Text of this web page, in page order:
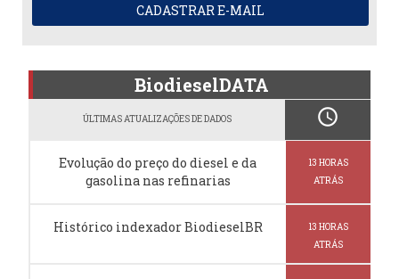
CADASTRAR E-MAIL
BiodieselDATA
ÚLTIMAS ATUALIZAÇÕES DE DADOS schedule
Evolução do preço do diesel e da
gasolina nas refinarias
13 HORAS
ATRÁS
Histórico indexador BiodieselBR
13 HORAS
ATRÁS